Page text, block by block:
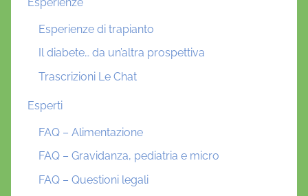
Esperienze di trapianto
Il diabete… da un’altra prospettiva
Trascrizioni Le Chat
Esperti
FAQ – Alimentazione
FAQ – Gravidanza, pediatria e micro
FAQ – Questioni legali